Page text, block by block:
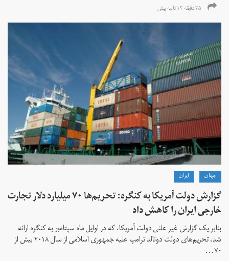
۳۵ دقیقه ۱۳ ثانیه پیش
جهان ايران
گزارش دولت آمریکا به کنگره: تحریم‌ها ۷۰ میلیارد دلار تجارت
خارجی ایران را کاهش داد
بنابر یک گزارش غیر علنی دولت آمریکا، که در اوایل ماه سپتامبر به کنگره ارائه
شد، تحریم‌های دولت دونالد ترامپ علیه جمهوری اسلامی از سال ۲۰۱۸ بیش از
۷۰...